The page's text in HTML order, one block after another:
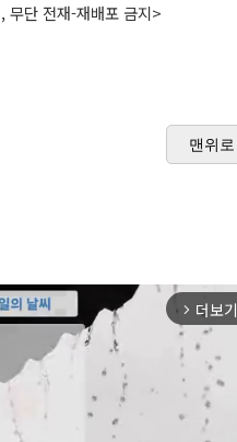
단 전재-재배포 금지>
맨위로
arrow_forward_ios 더보기